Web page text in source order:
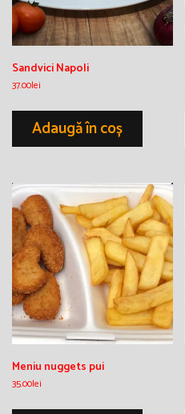
Sandvici Napoli
37.00lei
Adaugă în coș
Meniu nuggets pui
35.00lei